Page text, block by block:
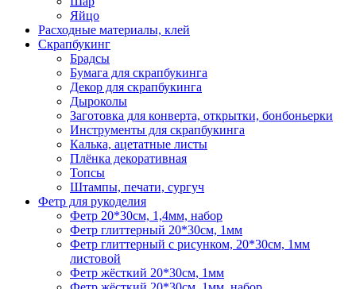
Яйцо
Расходные материалы, клей
Скрапбукинг
Брадсы
Бумага для скрапбукинга
Декор для скрапбукинга
Дыроколы
Заготовка для конверта, открытки, бонбоньерки
Инструменты для скрапбукинга
Калька, ацетатные листы
Плёнка декоративная
Топсы
Штампы, печати, сургуч
Фетр для рукоделия
Фетр 20*30см, 1,4мм, набор
Фетр глиттерный 20*30см, 1мм
Фетр глиттерный с рисунком, 20*30см, 1мм
листовой
Фетр жёсткий 20*30см, 1мм